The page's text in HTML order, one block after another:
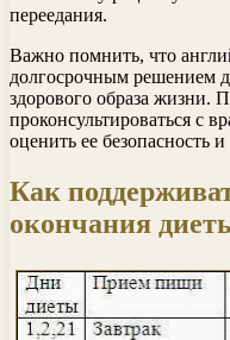
переедания.
Важно помнить, что
долгосрочным решением
здорового образа жизни.
проконсультироваться с
оценить ее безопасность
Как
окончания